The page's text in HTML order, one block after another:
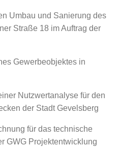
Umbau und Sanierung des
Straße 18 im Auftrag der
Gewerbeobjektes in
Nutzwertanalyse für den
der Stadt Gevelsberg
für das technische
GWG Projektentwicklung